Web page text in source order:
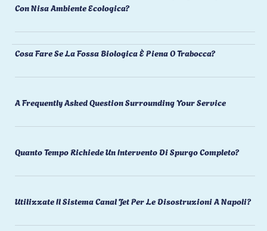
Con Nisa Ambiente Ecologica?
Cosa Fare Se La Fossa Biologica È Piena O Trabocca?
A Frequently Asked Question Surrounding Your Service
Quanto Tempo Richiede Un Intervento Di Spurgo Completo?
Utilizzate Il Sistema Canal Jet Per Le Disostruzioni A Napoli?